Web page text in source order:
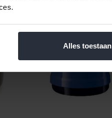
Alles toestaan